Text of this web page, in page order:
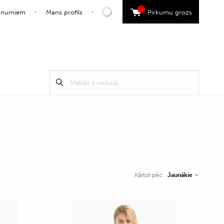
Mans profils Pirkumu grozs
0
Meklēt
Kārtot pēc: Jaunākie